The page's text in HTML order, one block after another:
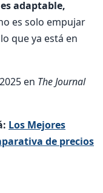
adaptable,
es solo empujar
que ya está en
en The Journal
Los Mejores
de precios